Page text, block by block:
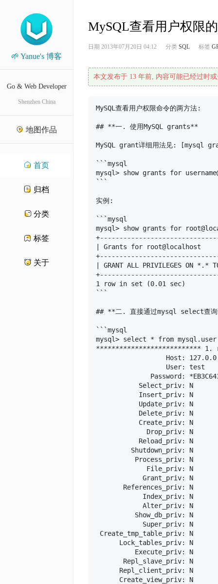
🌱 Yanue's 博客
Go & Web Developer
Shenzhen China
地图作品
首页
归档
分类
标签
关于
MySQL查看用户权限
日期 2013年07月20日 04:12 分类 SQL 标签
本文发布于 13 年前, 内容可能已经过时
MySQL查看用户权限命令的两方法:
## **一. 使用MySQL grants**
MySQL grant详细用法见:
```mysql
mysql> show grants for
```
实例:
```mysql
mysql> show grants for
| Grants for
| GRANT ALL PRIVILEGES ON
1 row in set (0.01 sec)
```
## **二. 直接通过mysql select查
```mysql
mysql> select * from
*************************** 1.
Host:
                  User: test
Password:
           Select_priv: N
           Insert_priv: N
           Update_priv: N
           Delete_priv: N
           Create_priv: N
             Drop_priv: N
           Reload_priv: N
         Shutdown_priv: N
          Process_priv: N
             File_priv: N
            Grant_priv: N
       References_priv: N
            Index_priv: N
            Alter_priv: N
          Show_db_priv: N
            Super_priv: N
Create_tmp_table_priv: N
      Lock_tables_priv: N
          Execute_priv: N
       Repl_slave_priv: N
      Repl_client_priv: N
      Create_view_priv: N